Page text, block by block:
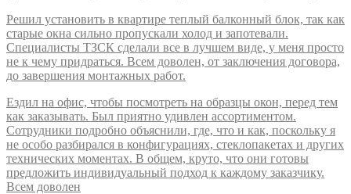
Решил установить в квартире теплый балконный блок, так как
старые окна сильно пропускали холод и запотевали.
Специалисты ТЗСК сделали все в лучшем виде, у меня просто
не к чему придраться. Всем доволен, от заключения договора,
до завершения монтажных работ.
Ездил на офис, чтобы посмотреть на образцы окон, перед тем
как заказывать. Был приятно удивлен ассортиментом.
Сотрудники подробно объяснили, где, что и как, поскольку я
не особо разбирался в конфигурациях, стеклопакетах и других
технических моментах. В общем, круто, что они готовы
предложить индивидуальный подход к каждому заказчику.
Всем доволен